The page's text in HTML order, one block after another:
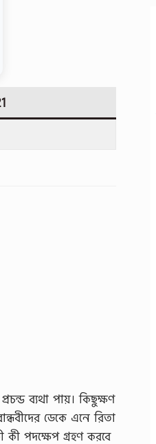
ব্যথা পায়। কিছুক্ষণ
ডেকে এনে রিতা
কী পদক্ষেপ গ্রহণ করবে